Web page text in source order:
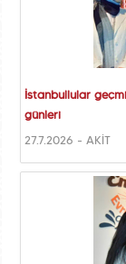
İstanbullular
günleri
27.7.2026 - AKİT